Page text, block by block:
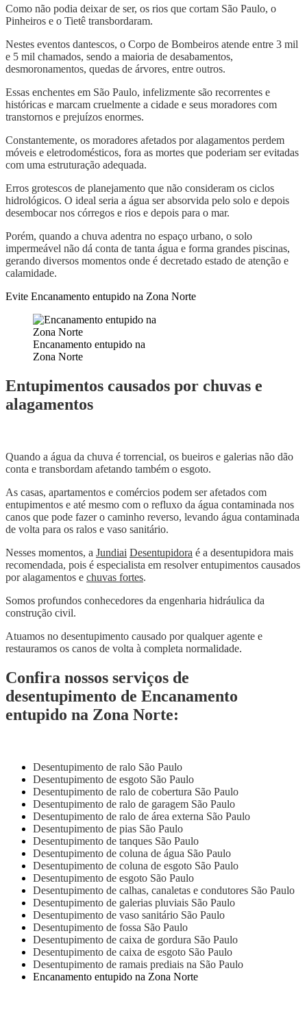
Como não podia deixar de ser, os rios que cortam São Paulo, o
Pinheiros e o Tietê transbordaram.
Nestes eventos dantescos, o Corpo de Bombeiros atende entre 3 mil
e 5 mil chamados, sendo a maioria de desabamentos,
desmoronamentos, quedas de árvores, entre outros.
Essas enchentes em São Paulo, infelizmente são recorrentes e
históricas e marcam cruelmente a cidade e seus moradores com
transtornos e prejuízos enormes.
Constantemente, os moradores afetados por alagamentos perdem
móveis e eletrodomésticos, fora as mortes que poderiam ser evitadas
com uma estruturação adequada.
Erros grotescos de planejamento que não consideram os ciclos
hidrológicos. O ideal seria a água ser absorvida pelo solo e depois
desembocar nos córregos e rios e depois para o mar.
Porém, quando a chuva adentra no espaço urbano, o solo
impermeável não dá conta de tanta água e forma grandes piscinas,
gerando diversos momentos onde é decretado estado de atenção e
calamidade.
Evite Encanamento entupido na Zona Norte
Encanamento entupido na
Zona Norte
Entupimentos causados por chuvas e
alagamentos
Quando a água da chuva é torrencial, os bueiros e galerias não dão
conta e transbordam afetando também o esgoto.
As casas, apartamentos e comércios podem ser afetados com
entupimentos e até mesmo com o refluxo da água contaminada nos
canos que pode fazer o caminho reverso, levando água contaminada
de volta para os ralos e vaso sanitário.
Nesses momentos, a Jundiai Desentupidora é a desentupidora mais
recomendada, pois é especialista em resolver entupimentos causados
por alagamentos e chuvas fortes.
Somos profundos conhecedores da engenharia hidráulica da
construção civil.
Atuamos no desentupimento causado por qualquer agente e
restauramos os canos de volta à completa normalidade.
Confira nossos serviços de
desentupimento de Encanamento
entupido na Zona Norte:
Desentupimento de ralo São Paulo
Desentupimento de esgoto São Paulo
Desentupimento de ralo de cobertura São Paulo
Desentupimento de ralo de garagem São Paulo
Desentupimento de ralo de área externa São Paulo
Desentupimento de pias São Paulo
Desentupimento de tanques São Paulo
Desentupimento de coluna de água São Paulo
Desentupimento de coluna de esgoto São Paulo
Desentupimento de esgoto São Paulo
Desentupimento de calhas, canaletas e condutores São Paulo
Desentupimento de galerias pluviais São Paulo
Desentupimento de vaso sanitário São Paulo
Desentupimento de fossa São Paulo
Desentupimento de caixa de gordura São Paulo
Desentupimento de caixa de esgoto São Paulo
Desentupimento de ramais prediais na São Paulo
Encanamento entupido na Zona Norte